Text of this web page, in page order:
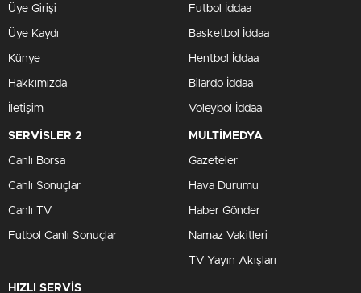
Üye Girişi
Üye Kaydı
Künye
Hakkımızda
İletişim
Futbol İddaa
Basketbol İddaa
Hentbol İddaa
Bilardo İddaa
Voleybol İddaa
SERVİSLER 2
Canlı Borsa
Canlı Sonuçlar
Canlı TV
Futbol Canlı Sonuçlar
MULTİMEDYA
Gazeteler
Hava Durumu
Haber Gönder
Namaz Vakitleri
TV Yayın Akışları
HIZLI SERVİS